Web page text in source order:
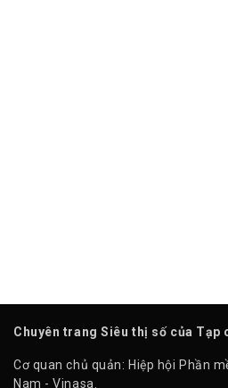
Chuyên trang Siêu thị số của Tạp
Cơ quan chủ quản: Hiệp hội Phần
Nam - Vinasa.